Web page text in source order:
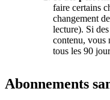
faire certains
changement
lecture). Si
contenu, vous
tous les 90
Abonnements